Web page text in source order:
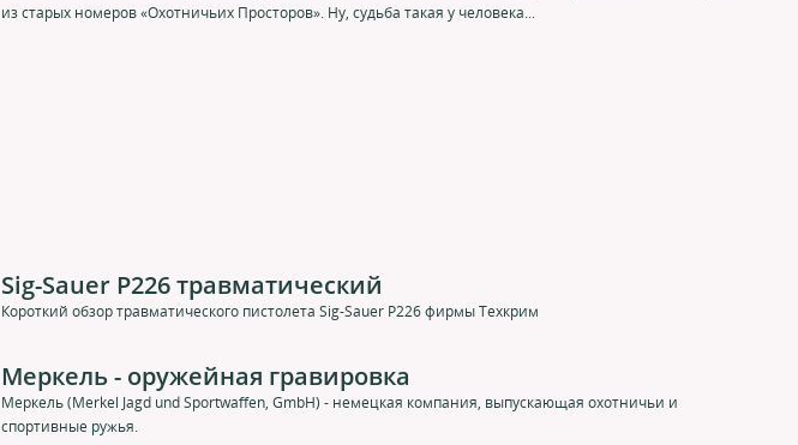
из старых номеров «Охотничьих Просторов». Ну, судьба такая у человека...
Sig-Sauer P226 травматический
Короткий обзор травматического пистолета Sig-Sauer P226 фирмы Техкрим
Меркель - оружейная гравировка
Меркель (Merkel Jagd und Sportwaffen, GmbH) - немецкая компания, выпускающая охотничьи и
спортивные ружья.